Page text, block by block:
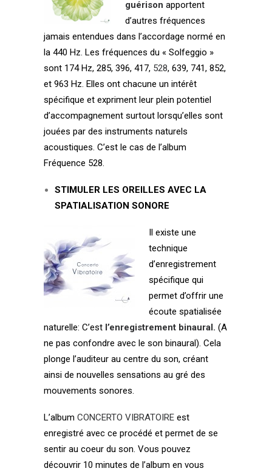
guérison apportent
d’autres fréquences
jamais entendues dans l’accordage normé en
la 440 Hz. Les fréquences du « Solfeggio »
sont 174 Hz, 285, 396, 417, 528, 639, 741, 852,
et 963 Hz. Elles ont chacune un intérêt
spécifique et expriment leur plein potentiel
d’accompagnement surtout lorsqu’elles sont
jouées par des instruments naturels
acoustiques. C’est le cas de l’album
Fréquence 528.
STIMULER LES OREILLES AVEC LA
SPATIALISATION SONORE
Il existe une
technique
d’enregistrement
spécifique qui
permet d’offrir une
écoute spatialisée
naturelle: C’est l’enregistrement binaural. (A
ne pas confondre avec le son binaural). Cela
plonge l’auditeur au centre du son, créant
ainsi de nouvelles sensations au gré des
mouvements sonores.
L’album CONCERTO VIBRATOIRE est
enregistré avec ce procédé et permet de se
sentir au coeur du son. Vous pouvez
découvrir 10 minutes de l’album en vous